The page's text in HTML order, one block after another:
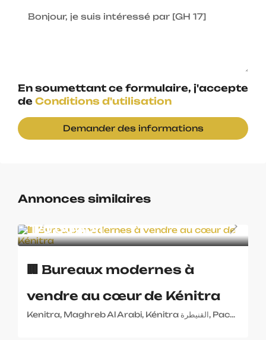
En soumettant ce formulaire, j'accepte
de Conditions d'utilisation
Demander des informations
Annonces similaires
170,000Dh
🏢 Bureaux modernes à
vendre au cœur de Kénitra
Kenitra, Maghreb Al Arabi, Kénitra القنيطرة, Pachalik de Kenitra باشوية القنيطرة, Province de Kenitra إقليم القنيطرة, 14080, Maroc ⵍⵎⵖⵔⵉⴱ المغرب